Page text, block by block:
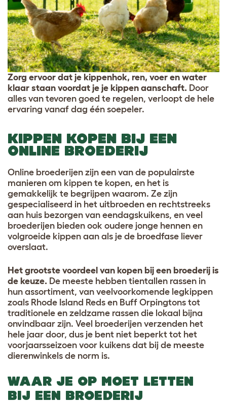
Zorg ervoor dat je kippenhok, ren, voer en water
klaar staan voordat je je kippen aanschaft. Door
alles van tevoren goed te regelen, verloopt de hele
ervaring vanaf dag één soepeler.
KIPPEN KOPEN BIJ EEN
ONLINE BROEDERIJ
Online broederijen zijn een van de populairste
manieren om kippen te kopen, en het is
gemakkelijk te begrijpen waarom. Ze zijn
gespecialiseerd in het uitbroeden en rechtstreeks
aan huis bezorgen van eendagskuikens, en veel
broederijen bieden ook oudere jonge hennen en
volgroeide kippen aan als je de broedfase liever
overslaat.
Het grootste voordeel van kopen bij een broederij is
de keuze. De meeste hebben tientallen rassen in
hun assortiment, van veelvoorkomende legkippen
zoals Rhode Island Reds en Buff Orpingtons tot
traditionele en zeldzame rassen die lokaal bijna
onvindbaar zijn. Veel broederijen verzenden het
hele jaar door, dus je bent niet beperkt tot het
voorjaarsseizoen voor kuikens dat bij de meeste
dierenwinkels de norm is.
WAAR JE OP MOET LETTEN
BIJ EEN BROEDERIJ